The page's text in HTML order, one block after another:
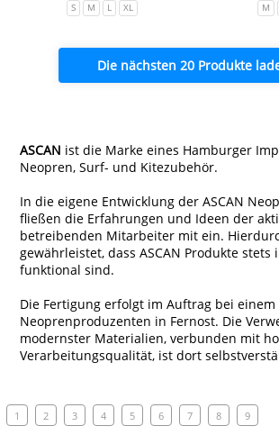
S M L XL M
Die nächsten 20 Produkte
ASCAN ist die Marke eines Hamburger
Neopren, Surf- und Kitezubehör.
In die eigene Entwicklung der ASCAN
fließen die Erfahrungen und Ideen der
betreibenden Mitarbeiter mit ein.
gewährleistet, dass ASCAN Produkte stets
funktional sind.
Die Fertigung erfolgt im Auftrag bei
Neoprenproduzenten in Fernost. Die
modernster Materialien, verbunden mit
Verarbeitungsqualität, ist dort
1 2 3 4 5 6 7 8 9